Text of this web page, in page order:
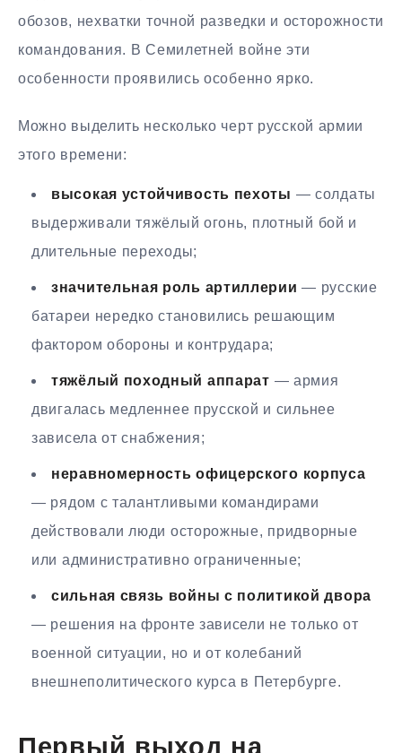
обозов, нехватки точной разведки и осторожности
командования. В Семилетней войне эти
особенности проявились особенно ярко.
Можно выделить несколько черт русской армии
этого времени:
высокая устойчивость пехоты — солдаты
выдерживали тяжёлый огонь, плотный бой и
длительные переходы;
значительная роль артиллерии — русские
батареи нередко становились решающим
фактором обороны и контрудара;
тяжёлый походный аппарат — армия
двигалась медленнее прусской и сильнее
зависела от снабжения;
неравномерность офицерского корпуса
— рядом с талантливыми командирами
действовали люди осторожные, придворные
или административно ограниченные;
сильная связь войны с политикой двора
— решения на фронте зависели не только от
военной ситуации, но и от колебаний
внешнеполитического курса в Петербурге.